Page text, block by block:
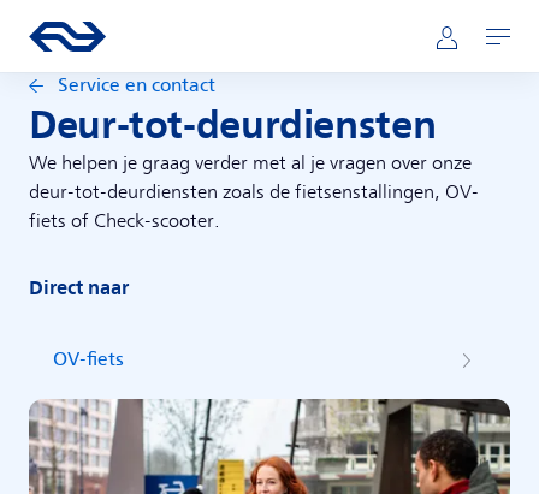
Hoofdnavigatie
Ga naar de homepage van ns.nl Mijn NS
Openen
Service en contact
Deur-tot-deurdiensten
We helpen je graag verder met al je vragen over onze
deur-tot-deurdiensten zoals de fietsenstallingen, OV-
fiets of Check-scooter.
Direct naar